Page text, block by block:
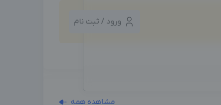
ورود / ثبت نام
مشاهده همه